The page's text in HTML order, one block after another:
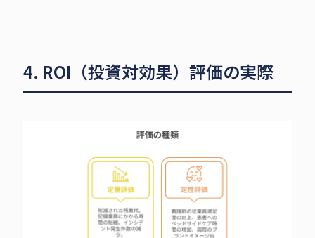
4. ROI（投資対効果）評価の実際